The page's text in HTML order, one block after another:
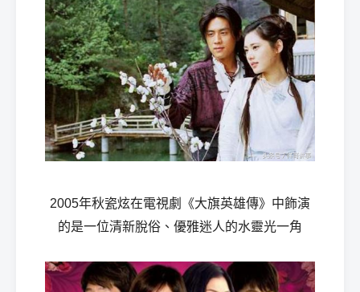
2005年秋瓷炫在電視劇《大旗英雄傳》中飾演
的是一位清新脫俗、優雅迷人的水靈光一角